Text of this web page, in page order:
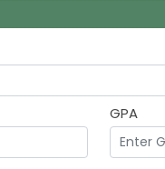
GPA